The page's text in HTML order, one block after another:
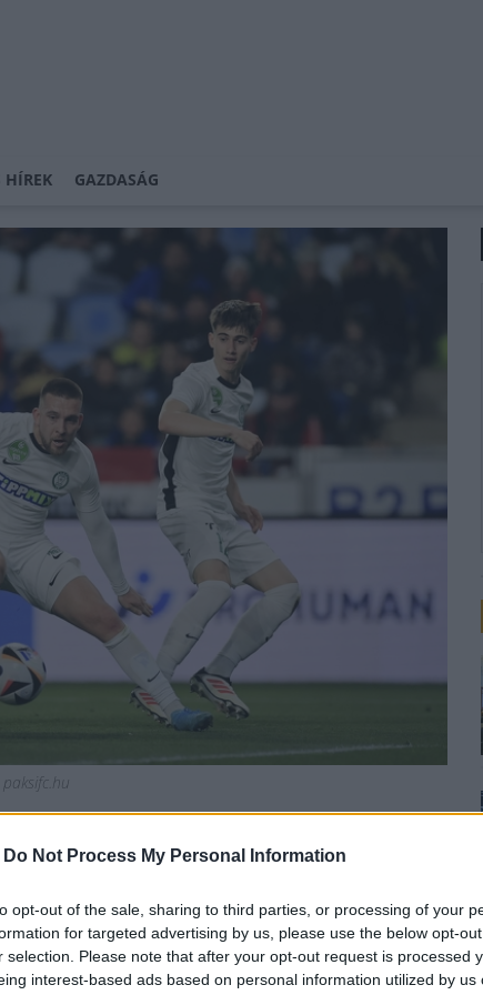
Do Not Process My Personal Information
opt-out of the sale, sharing to third parties, or processing of your
for targeted advertising by us, please use the below opt-
selection. Please note that after your opt-out request is processed
interest-based ads based on personal information utilized by us
HÍREK GAZDASÁG
ért el a Paks